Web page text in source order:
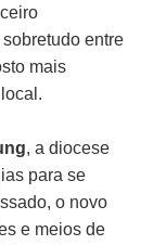
entre
mais
, a diocese
para se
o novo
e meios de